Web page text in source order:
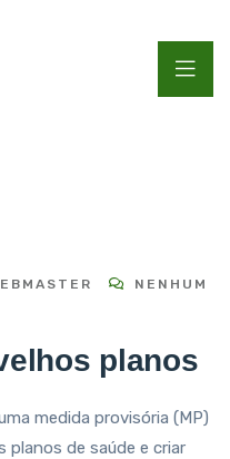
NENHUM
planos
medida provisória (MP)
planos de saúde e criar